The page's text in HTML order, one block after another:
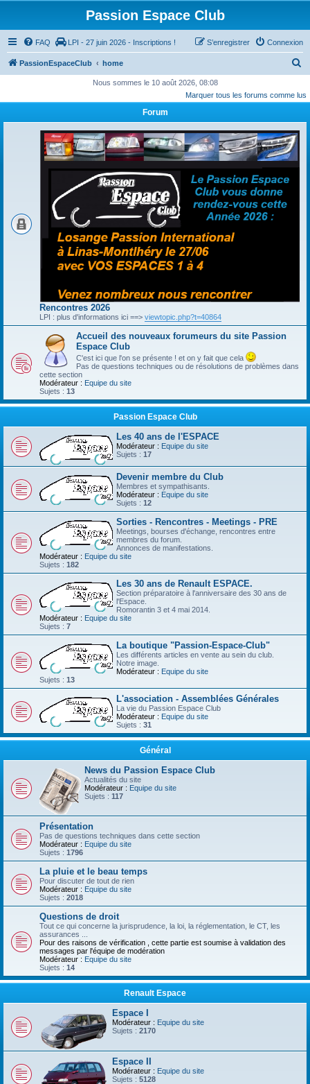
Passion Espace Club
FAQ LPI - 27 juin 2026 - Inscriptions ! Connexion
S’enregistrer
PassionEspaceClub home
c
Nous sommes le 10 août 2026, 08:08
Marquer tous les forums comme lus
Forum
Rencontres 2026
LPI : plus d'informations ici ==> viewtopic.php?t=40864
Accueil des nouveaux forumeurs du site Passion
Espace Club
C'est ici que l'on se présente ! et on y fait que cela
Pas de questions techniques ou de résolutions de problèmes dans
cette section
Modérateur : Equipe du site
Sujets : 13
Passion Espace Club
Les 40 ans de l'ESPACE
Modérateur : Equipe du site
Sujets : 17
Devenir membre du Club
Membres et sympathisants.
Modérateur : Equipe du site
Sujets : 12
Sorties - Rencontres - Meetings - PRE
Meetings, bourses d'échange, rencontres entre
membres du forum.
Annonces de manifestations.
Modérateur : Equipe du site
Sujets : 182
Les 30 ans de Renault ESPACE.
Section préparatoire à l'anniversaire des 30 ans de
l'Espace.
Romorantin 3 et 4 mai 2014.
Modérateur : Equipe du site
Sujets : 7
La boutique "Passion-Espace-Club"
Les différents articles en vente au sein du club.
Notre image.
Modérateur : Equipe du site
Sujets : 13
L'association - Assemblées Générales
La vie du Passion Espace Club
Modérateur : Equipe du site
Sujets : 31
Général
News du Passion Espace Club
Actualités du site
Modérateur : Equipe du site
Sujets : 117
Présentation
Pas de questions techniques dans cette section
Modérateur : Equipe du site
Sujets : 1796
La pluie et le beau temps
Pour discuter de tout de rien
Modérateur : Equipe du site
Sujets : 2018
Questions de droit
Tout ce qui concerne la jurisprudence, la loi, la réglementation, le CT, les
assurances ...
Pour des raisons de vérification , cette partie est soumise à validation des
messages par l'équipe de modération
Modérateur : Equipe du site
Sujets : 14
Renault Espace
Espace I
Modérateur : Equipe du site
Sujets : 2170
Espace II
Modérateur : Equipe du site
Sujets : 5128